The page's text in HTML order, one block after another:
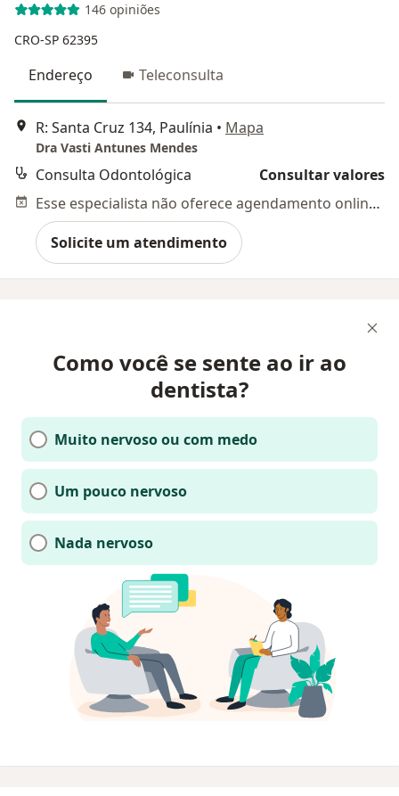
146 opiniões
CRO-SP 62395
Endereço Teleconsulta
R: Santa Cruz 134, Paulínia • Mapa
Dra Vasti Antunes Mendes
Consulta Odontológica
Consultar valores
Esse especialista não oferece agendamento online para esse endereço.
Solicite um atendimento
Como você se sente ao ir ao
dentista?
Muito nervoso ou com medo
Um pouco nervoso
Nada nervoso